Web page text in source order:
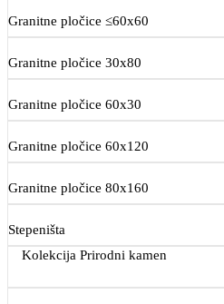
Granitne pločice ≤60x60
Granitne pločice 30x80
Granitne pločice 60x30
Granitne pločice 60x120
Granitne pločice 80x160
Stepeništa
Kolekcija Prirodni kamen